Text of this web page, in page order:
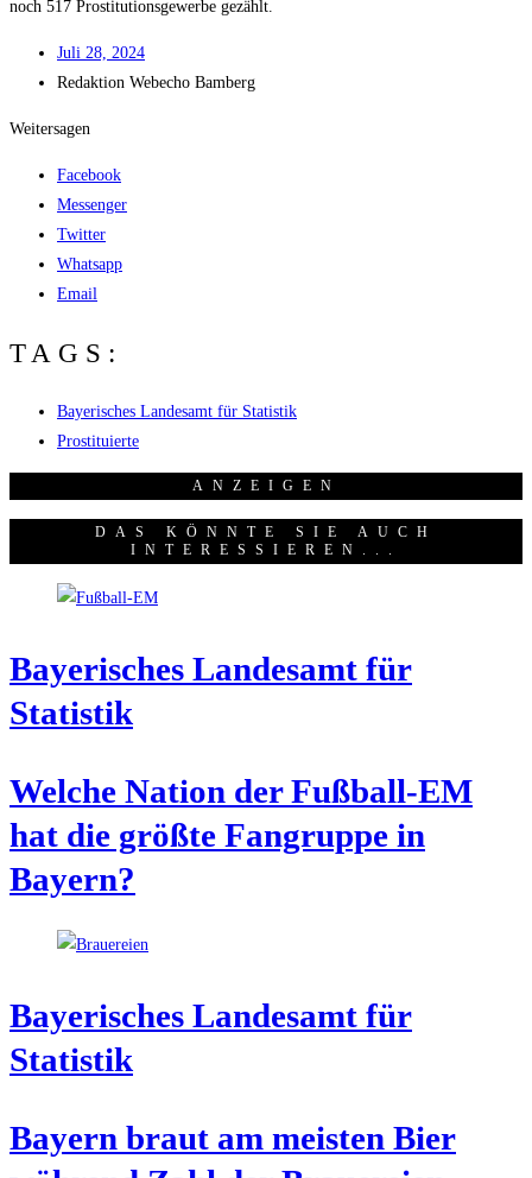
noch 517 Pro­sti­tu­ti­ons­ge­wer­be gezählt.
Juli 28, 2024
Redak­ti­on Web­echo Bamberg
Weitersagen
Facebook
Messenger
Twitter
Whatsapp
Email
TAGS:
Bayerisches Landesamt für Statistik
Prostituierte
ANZEI­GEN
DAS KÖNNTE SIE AUCH
INTERESSIEREN...
Baye­ri­sches Lan­des­amt für
Statistik
Wel­che Nati­on der Fuß­ball-EM
hat die größ­te Fan­grup­pe in
Bayern?
Baye­ri­sches Lan­des­amt für
Statistik
Bay­ern braut am meis­ten Bier